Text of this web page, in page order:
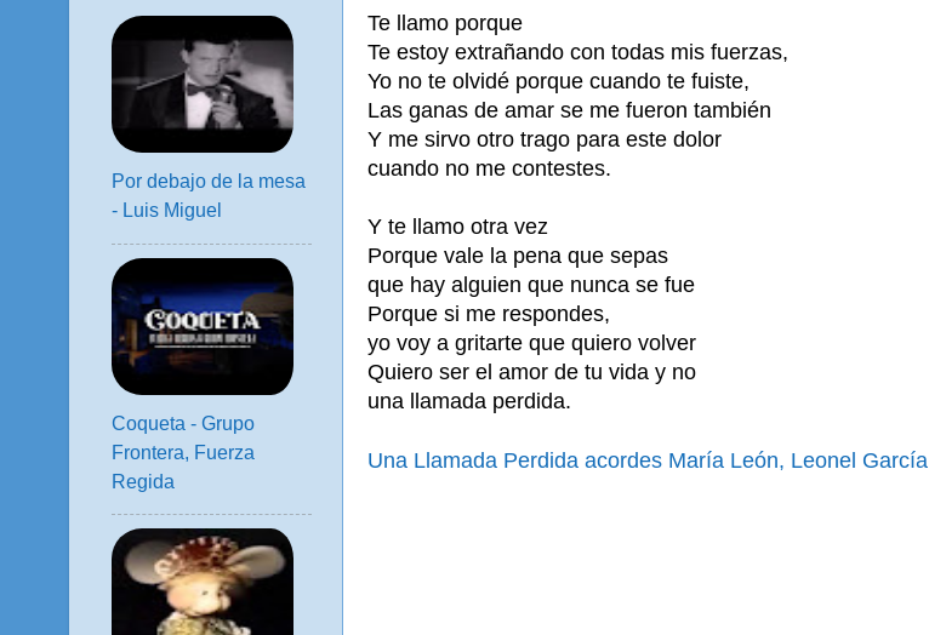
Te llamo porque
Te estoy extrañando con todas mis fuerzas,
Yo no te olvidé porque cuando te fuiste,
Las ganas de amar se me fueron también
Y me sirvo otro trago para este dolor
cuando no me contestes.
Y te llamo otra vez
Porque vale la pena que sepas
que hay alguien que nunca se fue
Porque si me respondes,
yo voy a gritarte que quiero volver
Quiero ser el amor de tu vida y no
una llamada perdida.
Una Llamada Perdida acordes María León, Leonel García
Por debajo de la mesa
- Luis Miguel
Coqueta - Grupo
Frontera, Fuerza
Regida